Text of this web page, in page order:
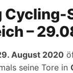
Cycling-
–
August 2020
seine Tore in